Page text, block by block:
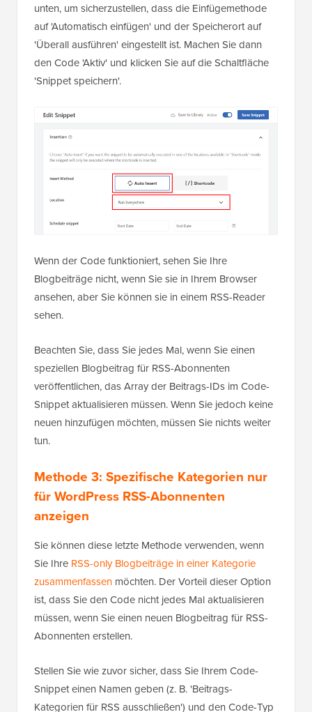
unten, um sicherzustellen, dass die Einfügemethode
auf 'Automatisch einfügen' und der Speicherort auf
'Überall ausführen' eingestellt ist. Machen Sie dann
den Code 'Aktiv' und klicken Sie auf die Schaltfläche
'Snippet speichern'.
Wenn der Code funktioniert, sehen Sie Ihre
Blogbeiträge nicht, wenn Sie sie in Ihrem Browser
ansehen, aber Sie können sie in einem RSS-Reader
sehen.
Beachten Sie, dass Sie jedes Mal, wenn Sie einen
speziellen Blogbeitrag für RSS-Abonnenten
veröffentlichen, das Array der Beitrags-IDs im Code-
Snippet aktualisieren müssen. Wenn Sie jedoch keine
neuen hinzufügen möchten, müssen Sie nichts weiter
tun.
Methode 3: Spezifische Kategorien nur
für WordPress RSS-Abonnenten
anzeigen
Sie können diese letzte Methode verwenden, wenn
Sie Ihre RSS-only Blogbeiträge in einer Kategorie
zusammenfassen möchten. Der Vorteil dieser Option
ist, dass Sie den Code nicht jedes Mal aktualisieren
müssen, wenn Sie einen neuen Blogbeitrag für RSS-
Abonnenten erstellen.
Stellen Sie wie zuvor sicher, dass Sie Ihrem Code-
Snippet einen Namen geben (z. B. 'Beitrags-
Kategorien für RSS ausschließen') und den Code-Typ